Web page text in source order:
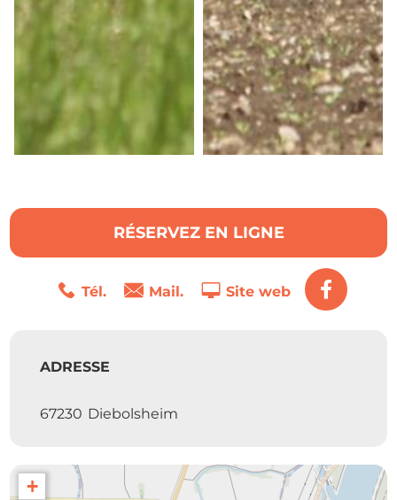
RÉSERVEZ EN LIGNE
Tél. Mail. Site web
ADRESSE
67230 Diebolsheim
+